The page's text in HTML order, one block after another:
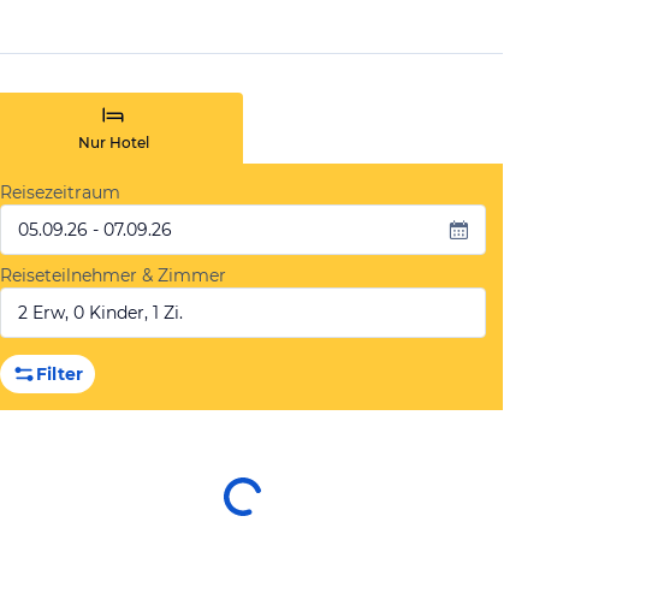
Nur Hotel
Reisezeitraum
05.09.26 - 07.09.26
Reiseteilnehmer & Zimmer
2 Erw, 0 Kinder, 1 Zi.
Filter